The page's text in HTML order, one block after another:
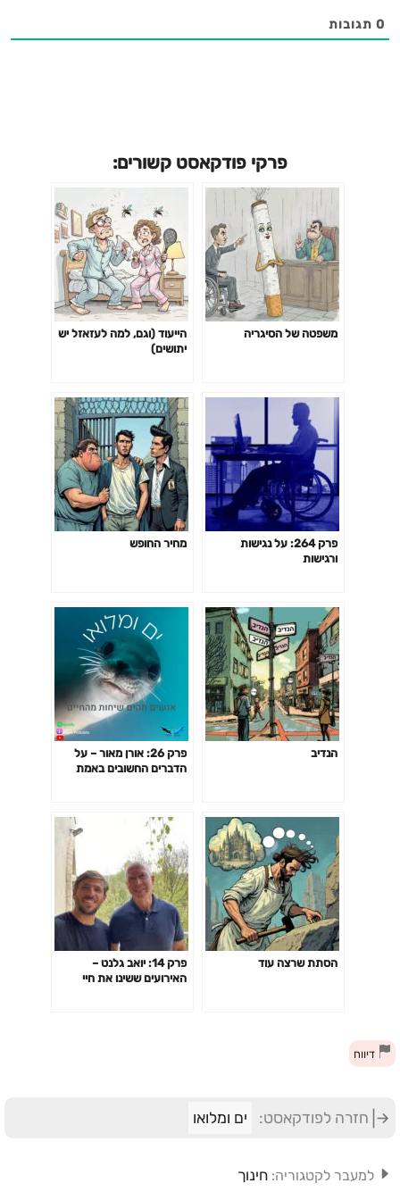
https://www.youtube.com/watch?
v=XOISlGUQxSw&ab_channel=YoavYosha Spotify:
0 תגובות
פרקי פודקאסט קשורים:
משפטה של הסיגריה
הייעוד (וגם, למה לעזאזל יש
יתושים)
פרק 264: על נגישות
ורגישות
מחיר החופש
הנדיב
פרק 26: אורן מאור – על
הדברים החשובים באמת
הסתת שרצה עוד
פרק 14: יואב גלנט –
האירועים ששינו את חיי
דיווח
חזרה לפודקאסט: ים ומלואו
למעבר לקטגוריה: חינוך